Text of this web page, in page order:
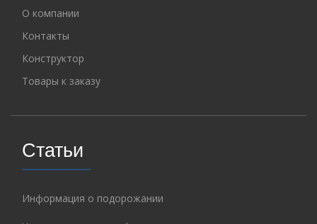
О компании
Контакты
Конструктор
Товары к заказу
Статьи
Информация о подорожании